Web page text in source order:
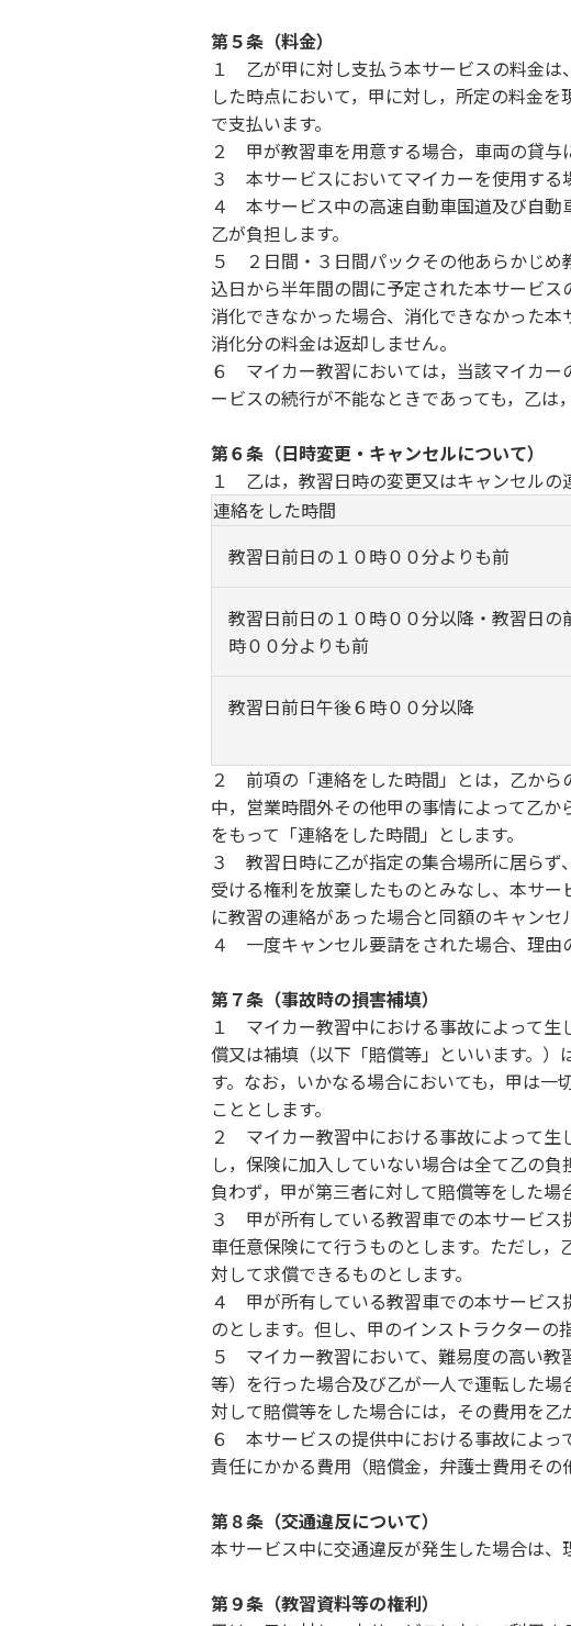
第５条（料金）
１ 乙が甲に対し支払う本サービスの料金は
した時点において，甲に対し，所定の料金
で支払います。
２ 甲が教習車を用意する場合，車両の貸与
３ 本サービスにおいてマイカーを使用する
４ 本サービス中の高速自動車国道及び自動
乙が負担します。
５ ２日間・３日間パックその他あらかじめ
込日から半年間の間に予定された本サービ
消化できなかった場合、消化できなかった
消化分の料金は返却しません。
６ マイカー教習においては，当該マイカー
ービスの続行が不能なときであっても，乙は
第６条（日時変更・キャンセルについて）
１ 乙は，教習日時の変更又はキャンセルの
連絡をした時間
教習日前日の１０時００分よりも前
教習日前日の１０時００分以降・教習日の
時００分よりも前
教習日前日午後６時００分以降
２ 前項の「連絡をした時間」とは，乙から
中，営業時間外その他甲の事情によって乙
をもって「連絡をした時間」とします。
３ 教習日時に乙が指定の集合場所に居らず
受ける権利を放棄したものとみなし、本サ
に教習の連絡があった場合と同額のキャンセ
４ 一度キャンセル要請をされた場合、理由
第７条（事故時の損害補填）
１ マイカー教習中における事故によって生
償又は補填（以下「賠償等」といいます。
す。なお，いかなる場合においても，甲は
こととします。
２ マイカー教習中における事故によって生
し，保険に加入していない場合は全て乙の
負わず，甲が第三者に対して賠償等をした場
３ 甲が所有している教習車での本サービス
車任意保険にて行うものとします。ただし
対して求償できるものとします。
４ 甲が所有している教習車での本サービス
のとします。但し、甲のインストラクターの
５ マイカー教習において、難易度の高い教
等）を行った場合及び乙が一人で運転した
対して賠償等をした場合には，その費用を乙
６ 本サービスの提供中における事故によっ
責任にかかる費用（賠償金，弁護士費用その
第８条（交通違反について）
本サービス中に交通違反が発生した場合は、
第９条（教習資料等の権利）